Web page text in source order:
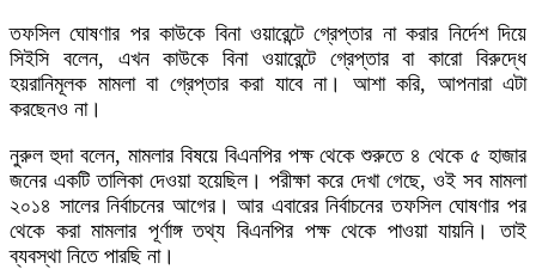
তফসিল ঘোষণার পর কাউকে বিনা ওয়ারেন্টে গ্রেপ্তার না করার নির্দেশ দিয়ে
সিইসি বলেন, এখন কাউকে বিনা ওয়ারেন্টে গ্রেপ্তার বা কারো বিরুদ্ধে
হয়রানিমূলক মামলা বা গ্রেপ্তার করা যাবে না। আশা করি, আপনারা এটা
করছেনও না।
নুরুল হুদা বলেন, মামলার বিষয়ে বিএনপির পক্ষ থেকে শুরুতে ৪ থেকে ৫ হাজার
জনের একটি তালিকা দেওয়া হয়েছিল। পরীক্ষা করে দেখা গেছে, ওই সব মামলা
২০১৪ সালের নির্বাচনের আগের। আর এবারের নির্বাচনের তফসিল ঘোষণার পর
থেকে করা মামলার পূর্ণাঙ্গ তথ্য বিএনপির পক্ষ থেকে পাওয়া যায়নি। তাই
ব্যবস্থা নিতে পারছি না।